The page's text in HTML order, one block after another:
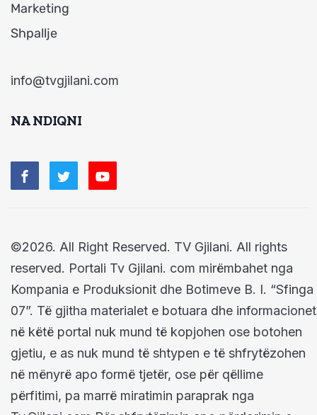
Marketing
Shpallje
info@tvgjilani.com
NA NDIQNI
©2026. All Right Reserved. TV Gjilani. All rights
reserved. Portali Tv Gjilani. com mirëmbahet nga
Kompania e Produksionit dhe Botimeve B. I. “Sfinga
07”. Të gjitha materialet e botuara dhe informacionet
në këtë portal nuk mund të kopjohen ose botohen
gjetiu, e as nuk mund të shtypen e të shfrytëzohen
në mënyrë apo formë tjetër, ose për qëllime
përfitimi, pa marrë miratimin paraprak nga